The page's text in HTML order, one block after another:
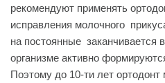
рекомендуют применять
исправления молочного
на постоянные заканчивается
организме активно
Поэтому до 10-ти лет